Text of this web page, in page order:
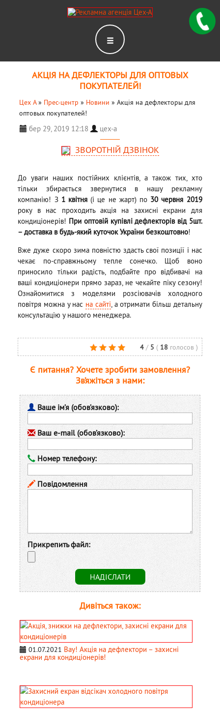
АКЦІЯ НА ДЕФЛЕКТОРЫ ДЛЯ ОПТОВЫХ
ПОКУПАТЕЛЕЙ!
Цех А» Прес-центр » Новини » Акція на дефлекторы для
оптовых покупателей!
бер 29, 2019 12:18 цех-а
ЗВОРОТНІЙ ДЗВІНОК
До уваги наших постійних клієнтів, а також тих, хто
тільки збирається звернутися в нашу рекламну
компанію! З 1 квітня(і це не жарт) по 30 червня 2019
року в нас проходить акція на захисні екрани для
кондиціонерів! При оптовій купівлі дефлекторів від 5шт.
– доставка в будь-який куточок України безкоштовно!
Вже дуже скоро зима повністю здасть свої позиції і нас
чекає по-справжньому тепле сонечко. Щоб воно
приносило тільки радість, подбайте про відбивачі на
ваші кондиціонери прямо зараз, не чекайте піку сезону!
Ознайомитися з моделями розсіювачів холодного
повітря можна у нас на сайті , а отримати більш детальну
консультацію у нашого менеджера.
4 / 5 ( 18 голосов)
Є питання? Хочете зробити замовлення?
Зв’яжіться з нами:
Ваше ім’я (обов’язково):
Ваш e-mail (обов’язково):
Номер телефону:
Повідомлення
Прикрепить файл:
Дивіться також:
01.07.2021 Вау! Акція на дефлектори – захисні
екрани для кондиціонерів!